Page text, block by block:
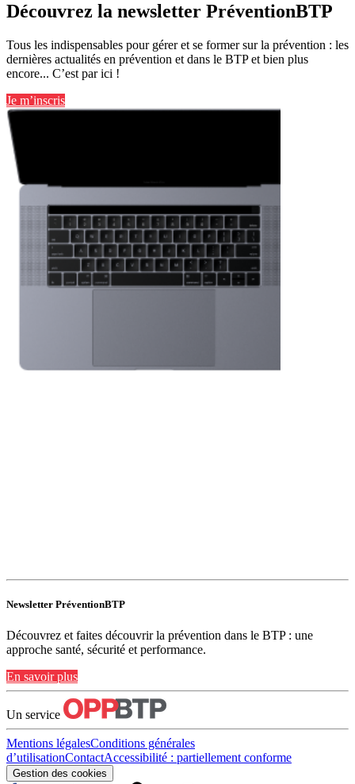
Découvrez la newsletter PréventionBTP
Tous les indispensables pour gérer et se former sur la prévention : les
dernières actualités en prévention et dans le BTP et bien plus
encore... C’est par ici !
Je m’inscris
Newsletter PréventionBTP
Découvrez et faites découvrir la prévention dans le BTP : une
approche santé, sécurité et performance.
En savoir plus
Un service
Mentions légalesConditions générales
d’utilisationContactAccessibilité : partiellement conforme
Gestion des cookies